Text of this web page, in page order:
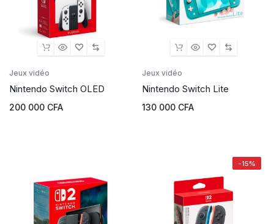
Jeux vidéo
Nintendo Switch OLED
200 000 CFA
Jeux vidéo
Nintendo Switch Lite
130 000 CFA
-15%